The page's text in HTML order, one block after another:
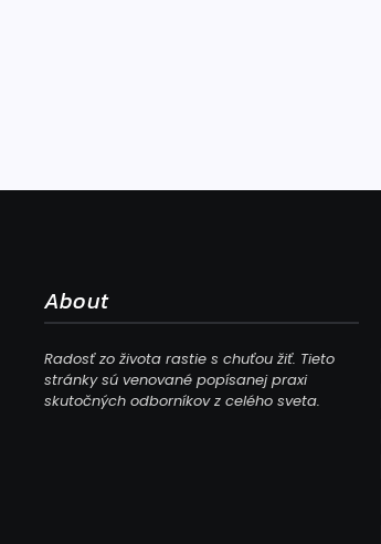
About
Radosť zo života rastie s chuťou žiť. Tieto
stránky sú venované popísanej praxi
skutočných odborníkov z celého sveta.